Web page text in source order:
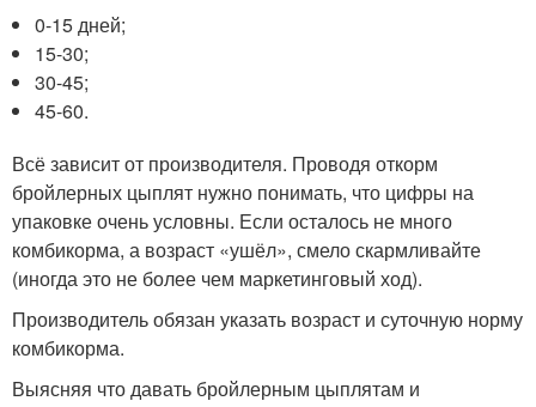
0-15 дней;
15-30;
30-45;
45-60.
Всё зависит от производителя. Проводя откорм
бройлерных цыплят нужно понимать, что цифры на
упаковке очень условны. Если осталось не много
комбикорма, а возраст «ушёл», смело скармливайте
(иногда это не более чем маркетинговый ход).
Производитель обязан указать возраст и суточную норму
комбикорма.
Выясняя что давать бройлерным цыплятам и